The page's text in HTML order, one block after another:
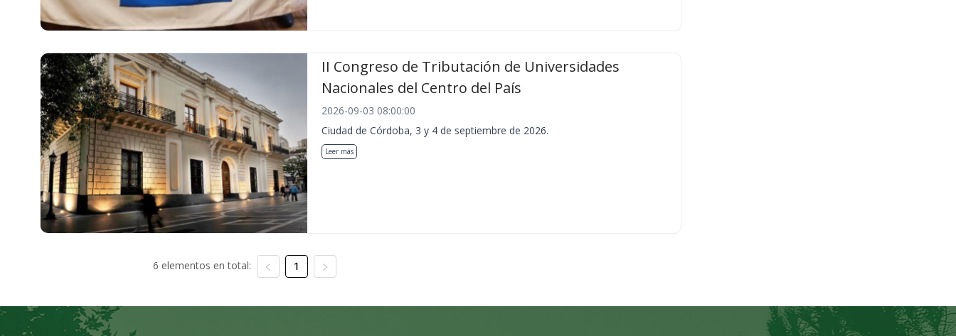
II Congreso de Tributación de Universidades
Nacionales del Centro del País
2026-09-03 08:00:00
Ciudad de Córdoba, 3 y 4 de septiembre de 2026.
Leer más
6 elementos en total: 1